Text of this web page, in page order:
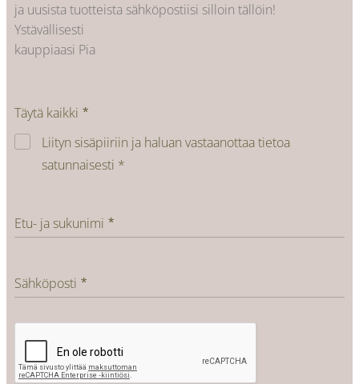
ja uusista tuotteista sähköpostiisi silloin tällöin!
Ystävällisesti
kauppiaasi Pia
Täytä kaikki
Liityn sisäpiiriin ja haluan vastaanottaa tietoa
satunnaisesti *
Etu- ja sukunimi
Sähköposti